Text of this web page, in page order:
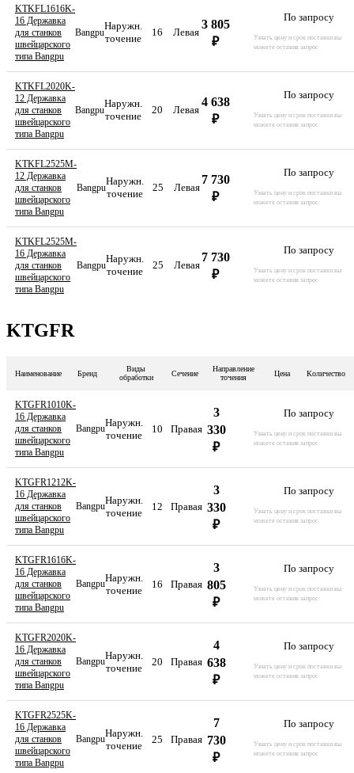
KTKFL1616K-
16 Державка
для станков
швейцарского
типа Bangpu
Bangpu
Наружн.
точение
16 Левая
3 805
₽
По запросу
Узнать цену и срок поставки вы
можете оставив запрос
KTKFL2020K-
12 Державка
для станков
швейцарского
типа Bangpu
Bangpu
Наружн.
точение
20 Левая
4 638
₽
По запросу
Узнать цену и срок поставки вы
можете оставив запрос
KTKFL2525M-
12 Державка
для станков
швейцарского
типа Bangpu
Bangpu
Наружн.
точение
25 Левая
7 730
₽
По запросу
Узнать цену и срок поставки вы
можете оставив запрос
KTKFL2525M-
16 Державка
для станков
швейцарского
типа Bangpu
Bangpu
Наружн.
точение
25 Левая
7 730
₽
По запросу
Узнать цену и срок поставки вы
можете оставив запрос
KTGFR
Наименование Бренд
Виды
обработки
Сечение
Направление
точения
Цена Количество
KTGFR1010K-
16 Державка
для станков
швейцарского
типа Bangpu
Bangpu
Наружн.
точение
10 Правая
3
330
₽
По запросу
Узнать цену и срок поставки вы
можете оставив запрос
KTGFR1212K-
16 Державка
для станков
швейцарского
типа Bangpu
Bangpu
Наружн.
точение
12 Правая
3
330
₽
По запросу
Узнать цену и срок поставки вы
можете оставив запрос
KTGFR1616K-
16 Державка
для станков
швейцарского
типа Bangpu
Bangpu
Наружн.
точение
16 Правая
3
805
₽
По запросу
Узнать цену и срок поставки вы
можете оставив запрос
KTGFR2020K-
16 Державка
для станков
швейцарского
типа Bangpu
Bangpu
Наружн.
точение
20 Правая
4
638
₽
По запросу
Узнать цену и срок поставки вы
можете оставив запрос
KTGFR2525K-
16 Державка
для станков
швейцарского
типа Bangpu
Bangpu
Наружн.
точение
25 Правая
7
730
₽
По запросу
Узнать цену и срок поставки вы
можете оставив запрос